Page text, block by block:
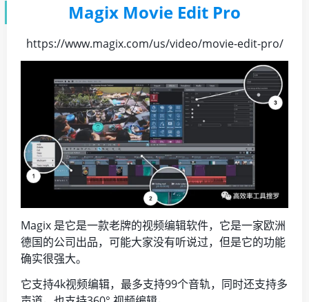
Magix Movie Edit Pro
https://www.magix.com/us/video/movie-edit-pro/
Magix 是它是一款老牌的视频编辑软件，它是一家欧洲
德国的公司出品，可能大家没有听说过，但是它的功能
确实很强大。
它支持4k视频编辑，最多支持99个音轨，同时还支持多